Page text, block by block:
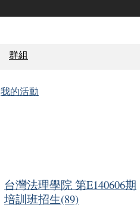
群組
我的活動
台灣法理學院 第E140606期
培訓班招生(89)